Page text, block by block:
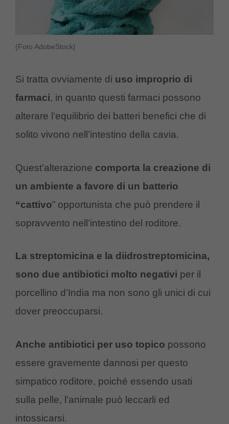
(Foto AdobeStock)
Si tratta ovviamente di uso improprio di
farmaci, in quanto questi farmaci possono
alterare l’equilibrio dei batteri benefici che di
solito vivono nell’intestino della cavia.
Quest’alterazione comporta la creazione di
un ambiente a favore di un batterio
“cattivo” opportunista che può prendere il
sopravvento nell’intestino del roditore.
La streptomicina e la diidrostreptomicina,
sono due antibiotici molto negativi per il
porcellino d’India ma non sono gli unici di cui
dover preoccuparsi.
Anche antibiotici per uso topico possono
essere gravemente dannosi per questo
simpatico roditore, poiché essendo usati
sulla pelle, l’animale può leccarli ed
intossicarsi.